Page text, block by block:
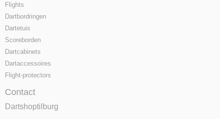
Flights
Dartbordringen
Dartetuis
Scoreborden
Dartcabinets
Dartaccessoires
Flight-protectors
Contact
Dartshoptilburg